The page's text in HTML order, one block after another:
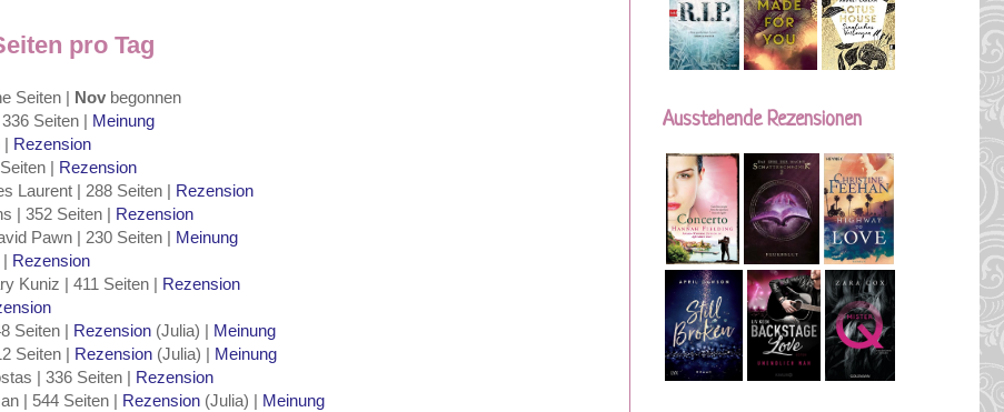
pro Tag
Seiten | Nov begonnen
Seiten | Meinung
| Rezension
| Rezension
Laurent | 288 Seiten | Rezension
| 352 Seiten | Rezension
Pawn | 230 Seiten | Meinung
Rezension
Kuniz | 411 Seiten | Rezension
Seiten | Rezension (Julia) | Meinung
Seiten | Rezension (Julia) | Meinung
| 336 Seiten | Rezension
| 544 Seiten | Rezension (Julia) | Meinung
Ausstehende Rezensionen